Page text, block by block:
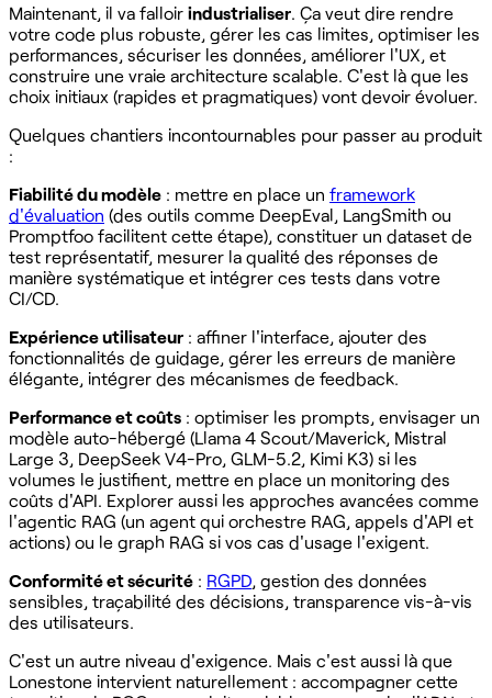
Maintenant, il va falloir industrialiser. Ça veut dire rendre
votre code plus robuste, gérer les cas limites, optimiser les
performances, sécuriser les données, améliorer l'UX, et
construire une vraie architecture scalable. C'est là que les
choix initiaux (rapides et pragmatiques) vont devoir évoluer.
Quelques chantiers incontournables pour passer au produit
:
Fiabilité du modèle : mettre en place un framework
d'évaluation (des outils comme DeepEval, LangSmith ou
Promptfoo facilitent cette étape), constituer un dataset de
test représentatif, mesurer la qualité des réponses de
manière systématique et intégrer ces tests dans votre
CI/CD.
Expérience utilisateur : affiner l'interface, ajouter des
fonctionnalités de guidage, gérer les erreurs de manière
élégante, intégrer des mécanismes de feedback.
Performance et coûts : optimiser les prompts, envisager un
modèle auto-hébergé (Llama 4 Scout/Maverick, Mistral
Large 3, DeepSeek V4-Pro, GLM-5.2, Kimi K3) si les
volumes le justifient, mettre en place un monitoring des
coûts d'API. Explorer aussi les approches avancées comme
l'agentic RAG (un agent qui orchestre RAG, appels d'API et
actions) ou le graph RAG si vos cas d'usage l'exigent.
Conformité et sécurité : RGPD, gestion des données
sensibles, traçabilité des décisions, transparence vis-à-vis
des utilisateurs.
C'est un autre niveau d'exigence. Mais c'est aussi là que
Lonestone intervient naturellement : accompagner cette